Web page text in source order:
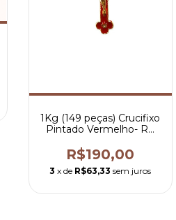
1Kg (149 peças) Crucifixo
Pintado Vermelho- R$
R$190,00
3 x de R$63,33 sem juros